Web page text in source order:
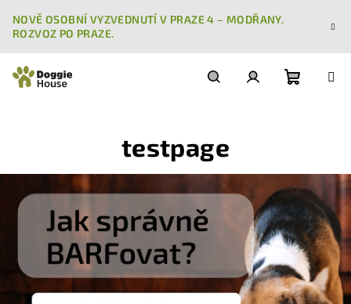
obsah
NOVĚ OSOBNÍ VYZVEDNUTÍ V PRAZE 4 – MODŘANY.
ROZVOZ PO PRAZE.
testpage